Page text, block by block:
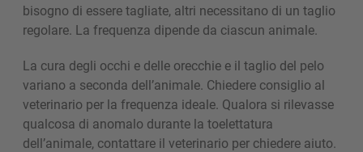
bisogno di essere tagliate, altri necessitano di un taglio
regolare. La frequenza dipende da ciascun animale.
La cura degli occhi e delle orecchie e il taglio del pelo
variano a seconda dell’animale. Chiedere consiglio al
veterinario per la frequenza ideale. Qualora si rilevasse
qualcosa di anomalo durante la toelettatura
dell’animale, contattare il veterinario per chiedere aiuto.